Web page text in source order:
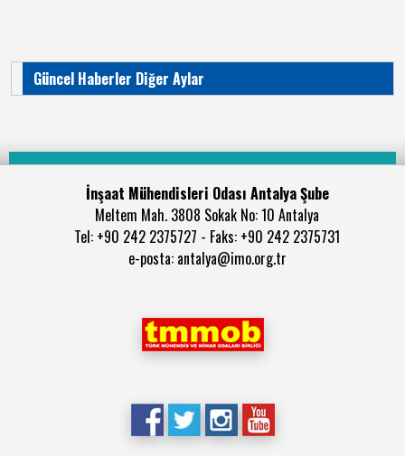
Güncel Haberler Diğer Aylar
İnşaat Mühendisleri Odası Antalya Şube
Meltem Mah. 3808 Sokak No: 10 Antalya
Tel: +90 242 2375727 - Faks: +90 242 2375731
e-posta: antalya@imo.org.tr